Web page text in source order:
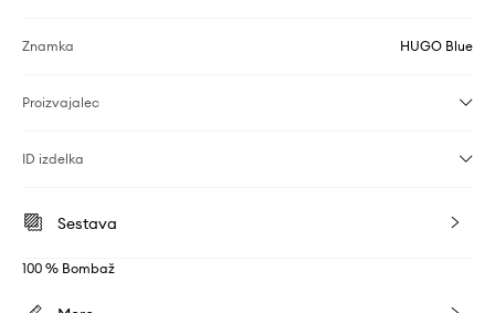
Znamka HUGO Blue
Proizvajalec
ID izdelka
Sestava
100 % Bombaž